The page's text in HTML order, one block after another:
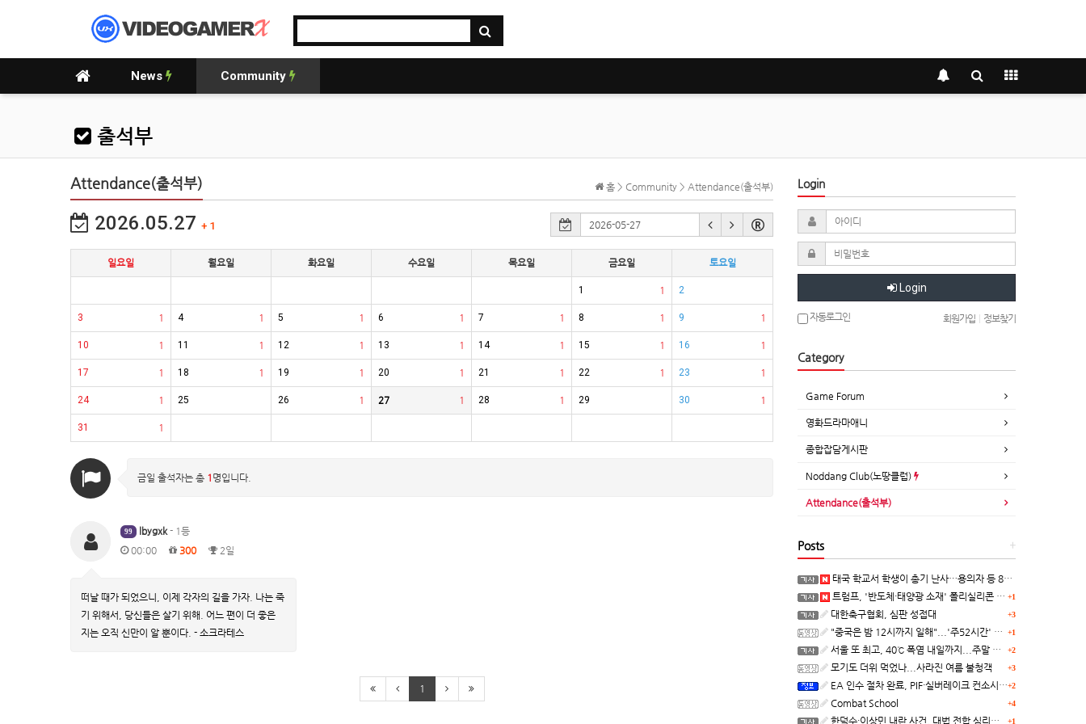
News Community
출석부
홈 > Community > Attendance(출석부)
Attendance(출석부)
2026.05.27 + 1
일요일 월요일 화요일 수요일 목요일 금요일 토요일
1
1 2
1
3 1
4 1
5 1
6 1
7 1
8 1
9
1
10 1
11 1
12 1
13 1
14 1
15 1
16
1
17 1
18 1
19 1
20 1
21 1
22 1
23
1
24 25 1
26 1
27 1
28 29 1
30
1
31
금일 출석자는 총 1 명입니다.
99 lbygxk - 1등
00:00
300 2일
떠날 때가 되었으니, 이제 각자의 길을 가자. 나는 죽
기 위해서, 당신들은 살기 위해. 어느 편이 더 좋은
지는 오직 신만이 알 뿐이다. - 소크라테스
1
Login
Login
자동로그인 회원가입 정보찾기
Category
Game Forum
영화드라마애니
종합잡담게시판
Noddang Club(노땅클럽)
Attendance(출석부)
+
Posts
태국 학교서 학생이 총기 난사…용의자 등 8명 숨져
+1
트럼프, '반도체·태양광 소재' 폴리실리콘 파생 제품에 15% 관세...한국 기업도 영향
+3
대한축구협회, 심판 성접대
+1
"중국은 밤 12시까지 일해"...'주52시간' 손볼까
+2
서울 또 최고, 40℃ 폭염 내일까지...주말 동쪽 비바람
+3
모기도 더위 먹었나...사라진 여름 불청객
+2
EA 인수 절차 완료, PIF·실버레이크 컨소시엄 산하 편입
+4
Combat School
+1
한덕수·이상민 내란 사건, 대법 전합 심리…"역사적 사법평가"(종합)